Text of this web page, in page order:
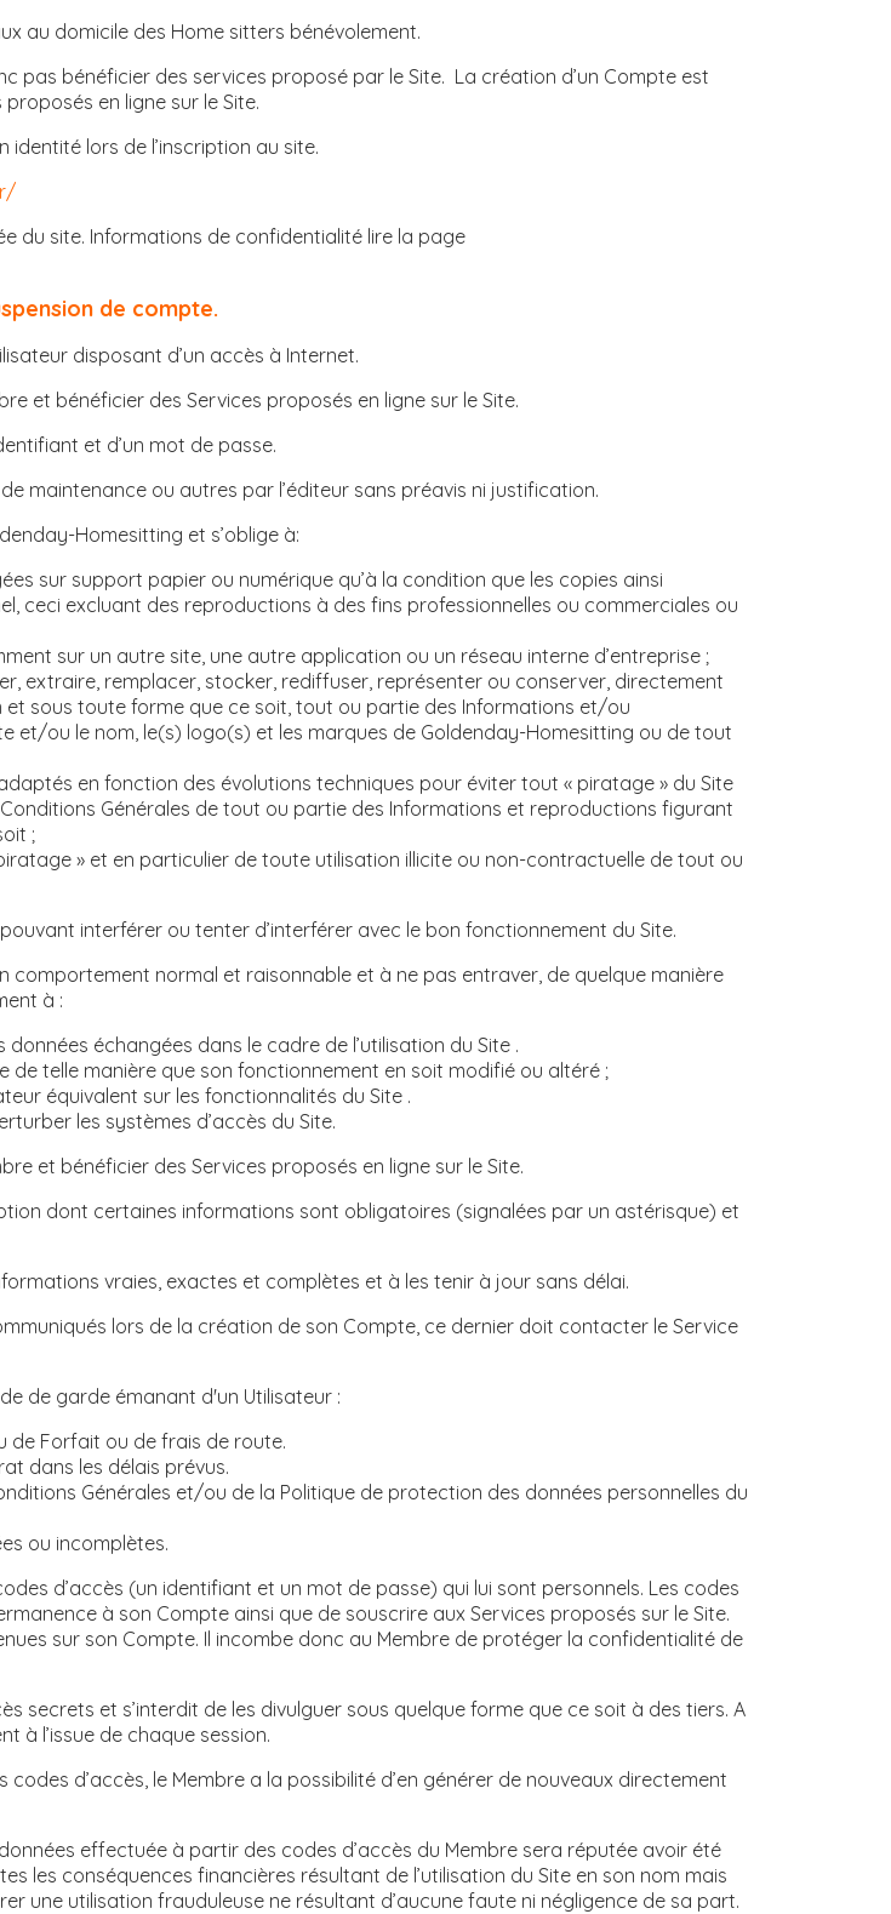
au domicile des Home sitters bénévolement.
pas bénéficier des services proposé par le Site. La création d’un Compte est
en ligne sur le Site.
identité lors de l’inscription au site.
du site. Informations de confidentialité lire la page
de compte.
disposant d’un accès à Internet.
et bénéficier des Services proposés en ligne sur le Site.
et d’un mot de passe.
maintenance ou autres par l’éditeur sans préavis ni justification.
Homesitting et s’oblige à:
sur support papier ou numérique qu’à la condition que les copies ainsi
ceci excluant des reproductions à des fins professionnelles ou commerciales ou
sur un autre site, une autre application ou un réseau interne d’entreprise ;
extraire, remplacer, stocker, rediffuser, représenter ou conserver, directement
sous toute forme que ce soit, tout ou partie des Informations et/ou
et/ou le nom, le(s) logo(s) et les marques de Goldenday-Homesitting ou de tout
en fonction des évolutions techniques pour éviter tout « piratage » du Site
Générales de tout ou partie des Informations et reproductions figurant
;
» et en particulier de toute utilisation illicite ou non-contractuelle de tout ou
interférer ou tenter d’interférer avec le bon fonctionnement du Site.
comportement normal et raisonnable et à ne pas entraver, de quelque manière
à :
échangées dans le cadre de l’utilisation du Site .
telle manière que son fonctionnement en soit modifié ou altéré ;
équivalent sur les fonctionnalités du Site .
les systèmes d’accès du Site.
et bénéficier des Services proposés en ligne sur le Site.
dont certaines informations sont obligatoires (signalées par un astérisque) et
vraies, exactes et complètes et à les tenir à jour sans délai.
lors de la création de son Compte, ce dernier doit contacter le Service
de garde émanant d'un Utilisateur :
de Forfait ou de frais de route.
dans les délais prévus.
Générales et/ou de la Politique de protection des données personnelles du
ou incomplètes.
d’accès (un identifiant et un mot de passe) qui lui sont personnels. Les codes
à son Compte ainsi que de souscrire aux Services proposés sur le Site.
sur son Compte. Il incombe donc au Membre de protéger la confidentialité de
secrets et s’interdit de les divulguer sous quelque forme que ce soit à des tiers. A
à l’issue de chaque session.
d’accès, le Membre a la possibilité d’en générer de nouveaux directement
effectuée à partir des codes d’accès du Membre sera réputée avoir été
les conséquences financières résultant de l’utilisation du Site en son nom mais
une utilisation frauduleuse ne résultant d’aucune faute ni négligence de sa part.